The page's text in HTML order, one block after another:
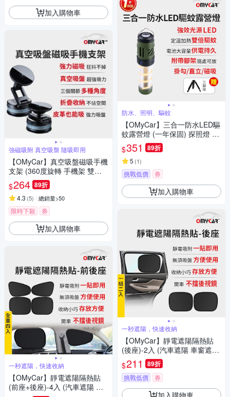
加入購物車
強磁吸附 真空吸盤 隨吸即用
【OMyCar】真空吸盤磁吸手機
支架 (360度旋轉 手機架 雙面
吸附 汽車導航 免充電 迷你便
攜)
$264 89折
4.3 (5) 總銷量>50
限時下殺 券
加入購物車
一秒遮陽，快速收納
【OMyCar】靜電遮陽隔熱貼
(前座+後座)-4入 (汽車遮陽 車
防水、照明、驅蚊
【OMyCar】三合一防水LED驅
蚊露營燈 (一年保固) 探照燈 照
明燈 工作燈 營燈 燈具 照明設
備
$351 89折
5 (1)
挑戰低價 券
加入購物車
一秒遮陽，快速收納
【OMyCar】靜電遮陽隔熱貼
(後座)-2入 (汽車遮陽 車窗遮陽
防曬遮光)
$211 89折
挑戰低價 券
加入購物車